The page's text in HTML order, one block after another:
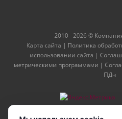
2010 - 2026 ©
Карта сайта | Политика
использовании сайта |
метрическими программами |
ПДн